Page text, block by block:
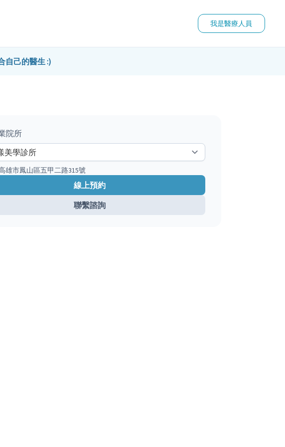
我是醫療人員
自己的醫生 :)
院所
雄市鳳山區五甲二路315號
線上預約
聯繫諮詢